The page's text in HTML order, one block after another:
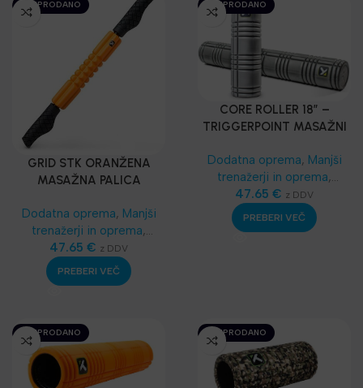
RAZPRODANO
GRID STK ORANŽENA
MASAŽNA PALICA
Dodatna oprema, Manjši
trenažerji in oprema,
Masažeri, rolleri
Funkcionalni trening,
Funkcionalni trening
47.65 € z DDV
PREBERI VEČ
RAZPRODANO
CORE ROLLER 18″ –
TRIGGERPOINT MASAŽNI
Dodatna oprema, Manjši
trenažerji in oprema,
Masažeri, rolleri
Funkcionalni trening,
Funkcionalni trening
47.65 € z DDV
PREBERI VEČ
RAZPRODANO RAZPRODANO